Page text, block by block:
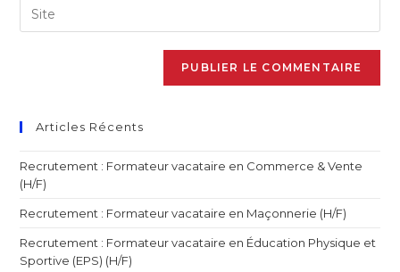
Articles Récents
Recrutement : Formateur vacataire en Commerce & Vente
(H/F)
Recrutement : Formateur vacataire en Maçonnerie (H/F)
Recrutement : Formateur vacataire en Éducation Physique et
Sportive (EPS) (H/F)